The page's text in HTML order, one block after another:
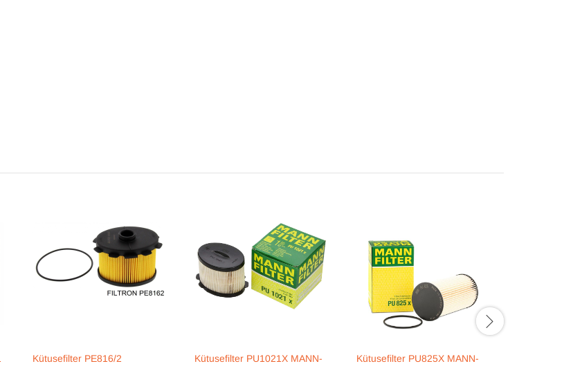
Kütusefilter PE816/2
Kütusefilter PU1021X MANN-
Kütusefilter PU825X MANN-